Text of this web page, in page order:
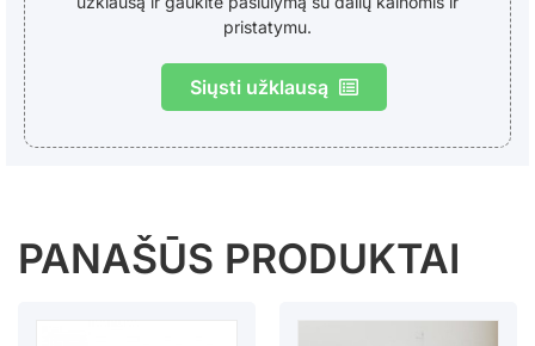
pristatymu.
Siųsti užklausą
PANAŠŪS PRODUKTAI